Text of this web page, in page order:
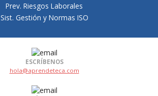
Prev. Riesgos Laborales
Sist. Gestión y Normas ISO
ESCRÍBENOS
hola@aprendeteca.com